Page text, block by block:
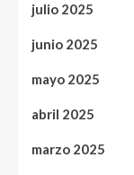
julio 2025
junio 2025
mayo 2025
abril 2025
marzo 2025